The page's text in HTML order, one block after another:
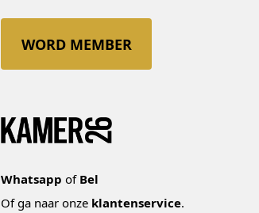
WORD MEMBER
Whatsapp of Bel
Of ga naar onze klantenservice.